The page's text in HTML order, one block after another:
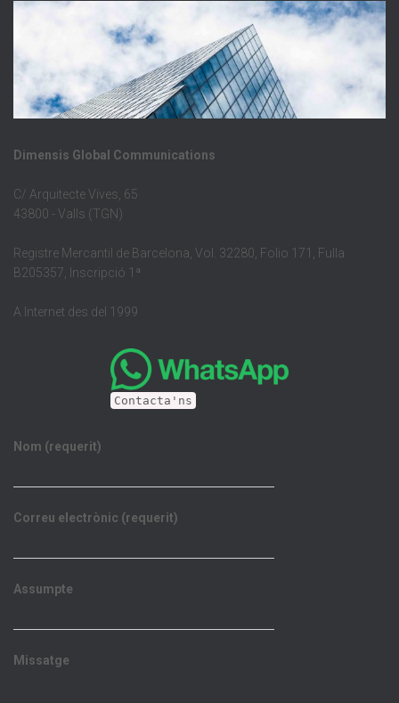
Dimensis Global Communications
C/ Arquitecte Vives, 65
43800 - Valls (TGN)
Registre Mercantil de Barcelona, Vol. 32280, Folio 171, Fulla
B205357, Inscripció 1ª
A Internet des del 1999
Contacta'ns
Nom (requerit)
Correu electrònic (requerit)
Assumpte
Missatge